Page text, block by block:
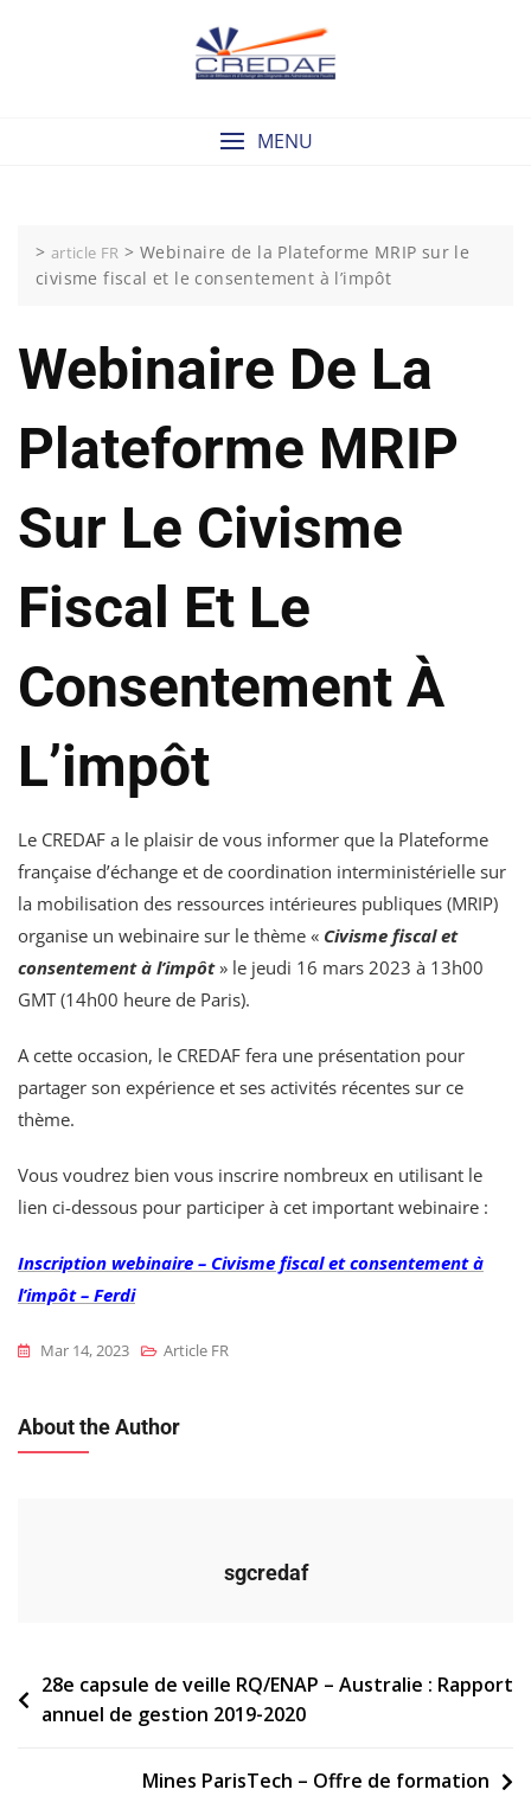
MENU
> article FR >Webinaire de la Plateforme MRIP sur le
civisme fiscal et le consentement à l’impôt
Webinaire De La
Plateforme MRIP
Sur Le Civisme
Fiscal Et Le
Consentement À
L’impôt
Le CREDAF a le plaisir de vous informer que la Plateforme
française d’échange et de coordination interministérielle sur
la mobilisation des ressources intérieures publiques (MRIP)
organise un webinaire sur le thème « Civisme fiscal et
consentement à l’impôt» le jeudi 16 mars 2023 à 13h00
GMT (14h00 heure de Paris).
A cette occasion, le CREDAF fera une présentation pour
partager son expérience et ses activités récentes sur ce
thème.
Vous voudrez bien vous inscrire nombreux en utilisant le
lien ci-dessous pour participer à cet important webinaire :
Inscription webinaire – Civisme fiscal et consentement à
l’impôt – Ferdi
Mar 14, 2023 Article FR
About the Author
sgcredaf
Navigation
de
28e capsule de veille RQ/ENAP – Australie : Rapport
annuel de gestion 2019-2020
Mines ParisTech – Offre de formation